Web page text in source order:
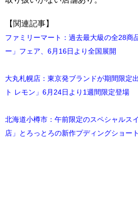
【関連記事】
ファミリーマート：過去最大級の全28商
ー」フェア、6月16日より全国展開
大丸札幌店：東京発ブランドが期間限定
ト レモン」6月24日より1週間限定登場
北海道小樽市：午前限定のスペシャルス
店」とろっとろの新作プディングショー